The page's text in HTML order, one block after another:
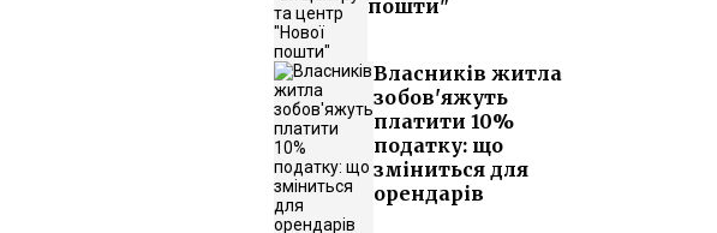
пошти"
Власників житла
зобов'яжуть
платити 10%
податку: що
зміниться для
орендарів